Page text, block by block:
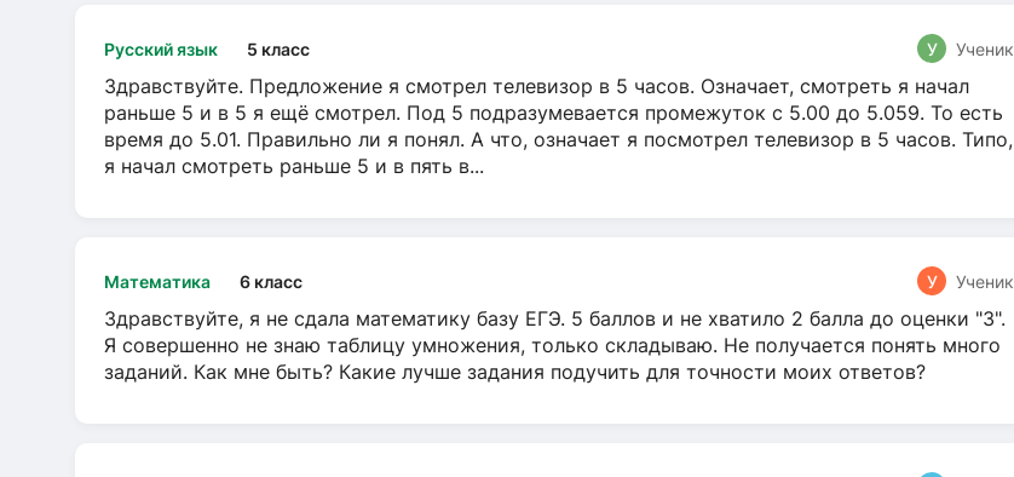
Русский язык 5 класс У Ученик
Здравствуйте. Предложение я смотрел телевизор в 5 часов. Означает, смотреть я начал
раньше 5 и в 5 я ещё смотрел. Под 5 подразумевается промежуток с 5.00 до 5.059. То есть
время до 5.01. Правильно ли я понял. А что, означает я посмотрел телевизор в 5 часов. Типо,
я начал смотреть раньше 5 и в пять в...
Математика 6 класс У Ученик
Здравствуйте, я не сдала математику базу ЕГЭ. 5 баллов и не хватило 2 балла до оценки "3".
Я совершенно не знаю таблицу умножения, только складываю. Не получается понять много
заданий. Как мне быть? Какие лучше задания подучить для точности моих ответов?